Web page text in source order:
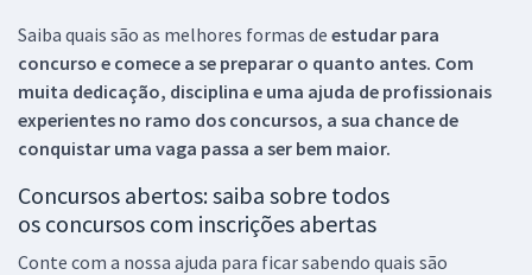
Saiba quais são as melhores formas de estudar para
concurso e comece a se preparar o quanto antes. Com
muita dedicação, disciplina e uma ajuda de profissionais
experientes no ramo dos concursos, a sua chance de
conquistar uma vaga passa a ser bem maior.
Concursos abertos: saiba sobre todos
os concursos com inscrições abertas
Conte com a nossa ajuda para ficar sabendo quais são